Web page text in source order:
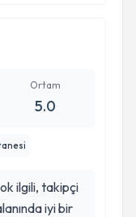
Ortam
5.0
ilgili, takipçi
iyi bir